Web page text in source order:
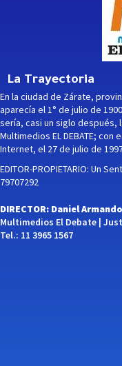
La Trayectoria
En la ciudad de Zárate,
aparecía el 1° de julio de
sería, casi un siglo después,
Multimedios EL DEBATE;
Internet, el 27 de julio de
EDITOR-PROPIETARIO: Un
79707292
DIRECTOR: Daniel
Multimedios El Debate |
Tel.: 11 3965 1567